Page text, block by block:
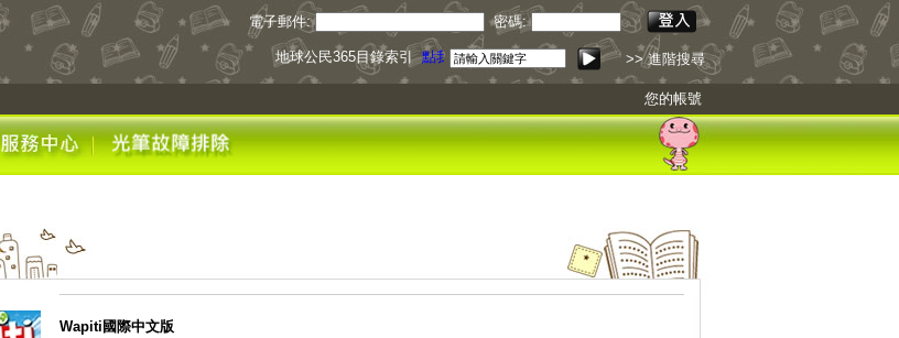
電子郵件: 密碼:
地球公民365目錄索引點我下載 >> 進階搜尋
您的帳號
Wapiti國際中文版